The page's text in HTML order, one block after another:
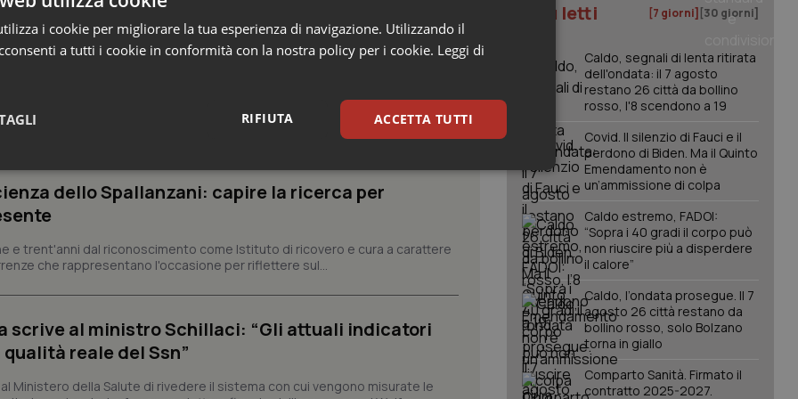
dello Spallanzani: capire la ricerca per
e trent'anni dal riconoscimento come Istituto di ricovero e cura a carattere
che rappresentano l'occasione per riflettere sul...
scrive al ministro Schillaci: “Gli attuali indicatori
reale del Ssn”
Ministero della Salute di rivedere il sistema con cui vengono misurate le
I più letti [7 giorni] [30 giorni]
Caldo, segnali di lenta ritirata
dell'ondata: il 7 agosto
restano 26 città da bollino
rosso, l'8 scendono a 19
Covid. Il silenzio di Fauci e il
perdono di Biden. Ma il Quinto
Emendamento non è
un’ammissione di colpa
Caldo estremo, FADOI:
“Sopra i 40 gradi il corpo può
non riuscire più a disperdere
il calore”
Caldo, l’ondata prosegue. Il 7
agosto 26 città restano da
bollino rosso, solo Bolzano
torna in giallo
Comparto Sanità. Firmato il
contratto 2025-2027.
i cookie per migliorare la tua esperienza di navigazione. Utilizzando il
a tutti i cookie in conformità con la nostra policy per i cookie. Leggi di
ACCETTA TUTTI
RIFIUTA
Statistici Marketing
Necessari Statistici Marketing
a rendere fruibile il sito web abilitandone funzionalità di base quali la navigazione sulle pagine
del sito. Il sito web non è in grado di funzionare correttamente senza questi cookie.